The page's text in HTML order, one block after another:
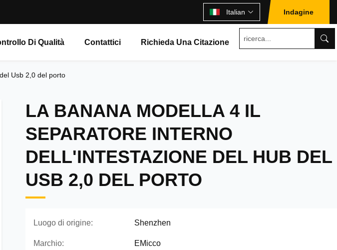
Italian Indagine
Di Qualità Contattici Richieda Una Citazione
Usb 2,0 del porto
LA BANANA MODELLA 4 IL
SEPARATORE INTERNO
DELL'INTESTAZIONE DEL HUB DEL
USB 2,0 DEL PORTO
Luogo di origine: Shenzhen
Marchio: EMicco